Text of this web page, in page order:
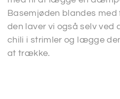
Basemjøden blandes
den laver vi også selv
chili i strimler og lægge
at trække.